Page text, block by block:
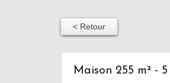
< Retour
Maison 255 m² -